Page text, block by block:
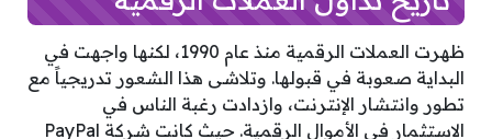
ظهرت العملات الرقمية منذ عام 1990، لكنها واجهت في
البداية صعوبة في قبولها. وتلاشى هذا الشعور تدريجياً مع
تطور وانتشار الإنترنت، وازدادت رغبة الناس في
الاستثمار في الأموال الرقمية. حيث كانت شركة PayPal